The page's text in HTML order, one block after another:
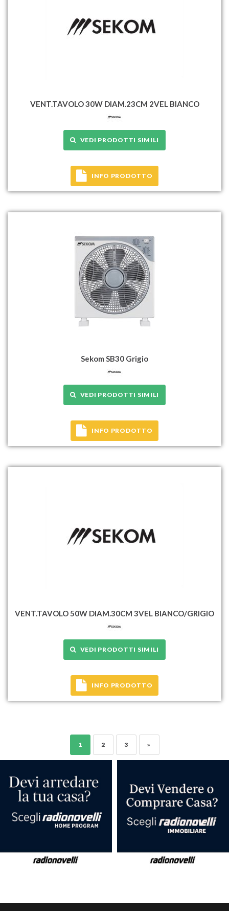
VENT.TAVOLO 30W DIAM.23CM 2VEL BIANCO
VEDI PRODOTTI SIMILI
INFO PRODOTTO
Sekom SB30 Grigio
VEDI PRODOTTI SIMILI
INFO PRODOTTO
VENT.TAVOLO 50W DIAM.30CM 3VEL BIANCO/GRIGIO
VEDI PRODOTTI SIMILI
INFO PRODOTTO
1 2 3 »